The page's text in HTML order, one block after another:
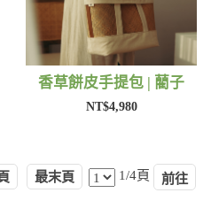
香草餅皮手提包 | 藺子
NT$4,980
最末頁 1/4頁